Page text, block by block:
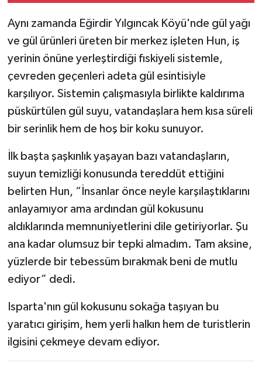
Aynı zamanda Eğirdir Yılgıncak Köyü'nde gül yağı
ve gül ürünleri üreten bir merkez işleten Hun, iş
yerinin önüne yerleştirdiği fıskiyeli sistemle,
çevreden geçenleri adeta gül esintisiyle
karşılıyor. Sistemin çalışmasıyla birlikte kaldırıma
püskürtülen gül suyu, vatandaşlara hem kısa süreli
bir serinlik hem de hoş bir koku sunuyor.
İlk başta şaşkınlık yaşayan bazı vatandaşların,
suyun temizliği konusunda tereddüt ettiğini
belirten Hun, “İnsanlar önce neyle karşılaştıklarını
anlayamıyor ama ardından gül kokusunu
aldıklarında memnuniyetlerini dile getiriyorlar. Şu
ana kadar olumsuz bir tepki almadım. Tam aksine,
yüzlerde bir tebessüm bırakmak beni de mutlu
ediyor” dedi.
Isparta'nın gül kokusunu sokağa taşıyan bu
yaratıcı girişim, hem yerli halkın hem de turistlerin
ilgisini çekmeye devam ediyor.
Yerel
İletişim
Künye